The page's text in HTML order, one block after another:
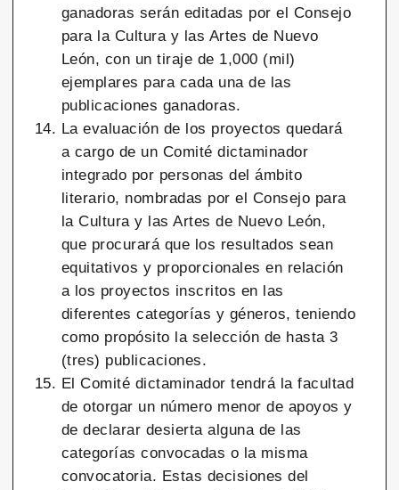
ganadoras serán editadas por el Consejo
para la Cultura y las Artes de Nuevo
León, con un tiraje de 1,000 (mil)
ejemplares para cada una de las
publicaciones ganadoras.
La evaluación de los proyectos quedará
a cargo de un Comité dictaminador
integrado por personas del ámbito
literario, nombradas por el Consejo para
la Cultura y las Artes de Nuevo León,
que procurará que los resultados sean
equitativos y proporcionales en relación
a los proyectos inscritos en las
diferentes categorías y géneros, teniendo
como propósito la selección de hasta 3
(tres) publicaciones.
El Comité dictaminador tendrá la facultad
de otorgar un número menor de apoyos y
de declarar desierta alguna de las
categorías convocadas o la misma
convocatoria. Estas decisiones del